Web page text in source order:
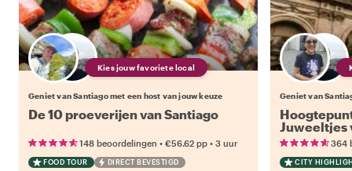
Kies jouw favoriete local
Geniet van Santiago met een host van jouw keuze
De 10 proeverijen van Santiago
148 beoordelingen • €56.62 pp • 3 uur
FOOD TOUR DIRECT BEVESTIGD
Geniet van
Juweeltjes
364
CITY